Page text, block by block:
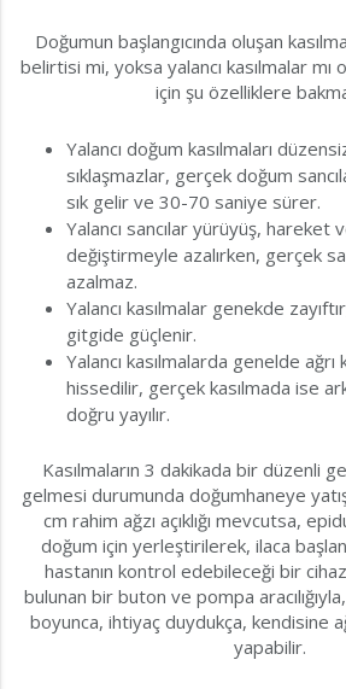
Doğumun başlangıcında oluşan
belirtisi mi, yoksa yalancı kasılmalar mı
için şu özelliklere
Yalancı doğum kasılmaları
sıklaşmazlar, gerçek doğum
sık gelir ve 30-70 saniye sürer.
Yalancı sancılar yürüyüş, hareket
değiştirmeyle azalırken, gerçek
azalmaz.
Yalancı kasılmalar genekde
gitgide güçlenir.
Yalancı kasılmalarda genelde ağrı
hissedilir, gerçek kasılmada ise
doğru yayılır.
Kasılmaların 3 dakikada bir düzenli
gelmesi durumunda doğumhaneye
cm rahim ağzı açıklığı mevcutsa,
doğum için yerleştirilerek, ilaca
hastanın kontrol edebileceği bir
bulunan bir buton ve pompa
boyunca, ihtiyaç duydukça, kendisine
yapabilir.